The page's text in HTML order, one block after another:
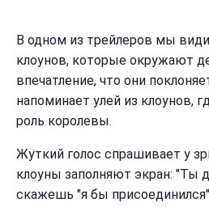
В одном из трейлеров мы
клоунов, которые окружают
впечатление, что они
напоминает улей из клоунов,
роль королевы.
Жуткий голос спрашивает у
клоуны заполняют экран: "Ты
скажешь "я бы